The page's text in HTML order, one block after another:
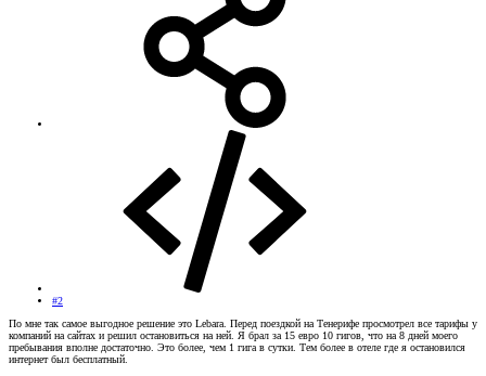
#2
По мне так самое выгодное решение это Lebara. Перед поездкой на Тенерифе просмотрел все тарифы у
компаний на сайтах и решил остановиться на ней. Я брал за 15 евро 10 гигов, что на 8 дней моего
пребывания вполне достаточно. Это более, чем 1 гига в сутки. Тем более в отеле где я остановился
интернет был бесплатный.